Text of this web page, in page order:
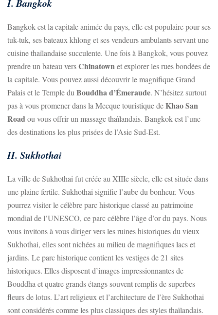
I. Bangkok
Bangkok est la capitale animée du pays, elle est populaire pour ses
tuk-tuk, ses bateaux khlong et ses vendeurs ambulants servant une
cuisine thaïlandaise succulente. Une fois à Bangkok, vous pouvez
prendre un bateau versChinatownet explorer les rues bondées de
la capitale. Vous pouvez aussi découvrir le magnifique Grand
Palais et le Temple duBouddha d’Émeraude. N’hésitez surtout
pas à vous promener dans la Mecque touristique deKhao San
Roadou vous offrir un massage thaïlandais. Bangkok est l’une
des destinations les plus prisées de l’Asie Sud-Est.
II. Sukhothai
La ville de Sukhothai fut créée au XIIIe siècle, elle est située dans
une plaine fertile. Sukhothai signifie l’aube du bonheur. Vous
pourrez visiter le célèbre parc historique classé au patrimoine
mondial de l’UNESCO, ce parc célèbre l’âge d’or du pays. Nous
vous invitons à vous diriger vers les ruines historiques du vieux
Sukhothai, elles sont nichées au milieu de magnifiques lacs et
jardins. Le parc historique contient les vestiges de 21 sites
historiques. Elles disposent d’images impressionnantes de
Bouddha et quatre grands étangs souvent remplis de superbes
fleurs de lotus. L’art religieux et l’architecture de l’ère Sukhothai
sont considérés comme les plus classiques des styles thaïlandais.